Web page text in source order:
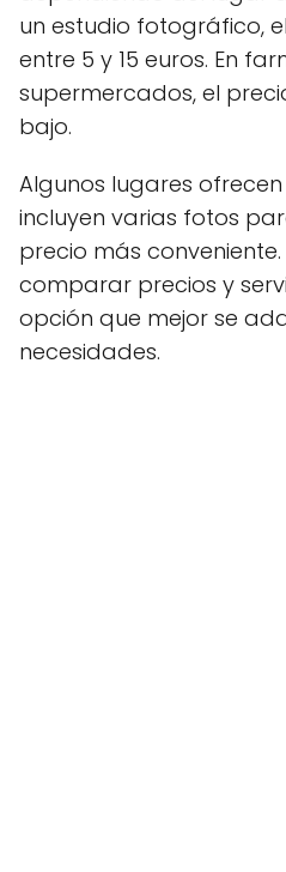
un estudio fotográfico,
entre 5 y 15 euros. En
supermercados, el
bajo.
Algunos lugares
incluyen varias fotos
precio más
comparar precios y
opción que mejor se
necesidades.